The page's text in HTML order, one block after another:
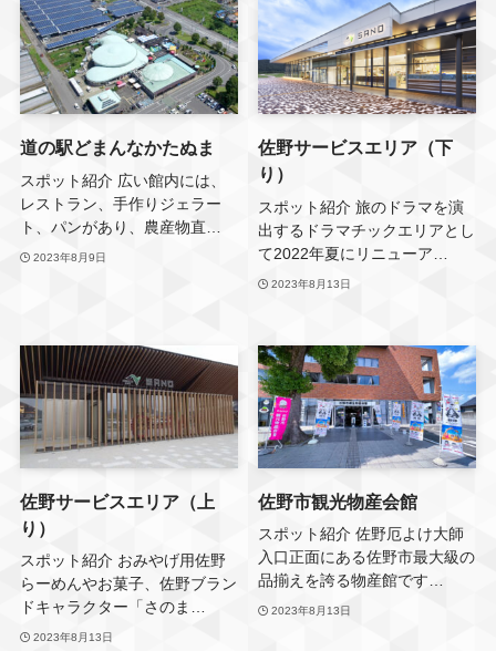
道の駅どまんなかたぬま
スポット紹介 広い館内には、
レストラン、手作りジェラー
ト、パンがあり、農産物直…
2023年8月9日
佐野サービスエリア（下
り）
スポット紹介 旅のドラマを演
出するドラマチックエリアとし
て2022年夏にリニューア…
2023年8月13日
佐野サービスエリア（上
り）
スポット紹介 おみやげ用佐野
らーめんやお菓子、佐野ブラン
ドキャラクター「さのま…
2023年8月13日
佐野市観光物産会館
スポット紹介 佐野厄よけ大師
入口正面にある佐野市最大級の
品揃えを誇る物産館です…
2023年8月13日